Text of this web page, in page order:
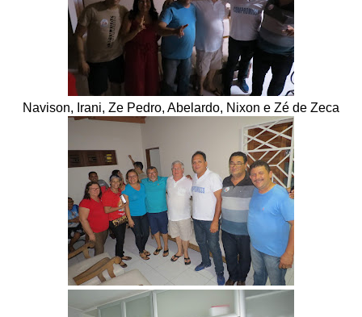
Navison, Irani, Ze Pedro, Abelardo, Nixon e Zé de Zeca